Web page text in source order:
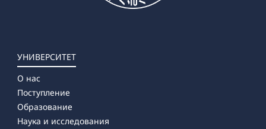
УНИВЕРСИТЕТ
О нас
Поступление
Образование
Наука и исследования